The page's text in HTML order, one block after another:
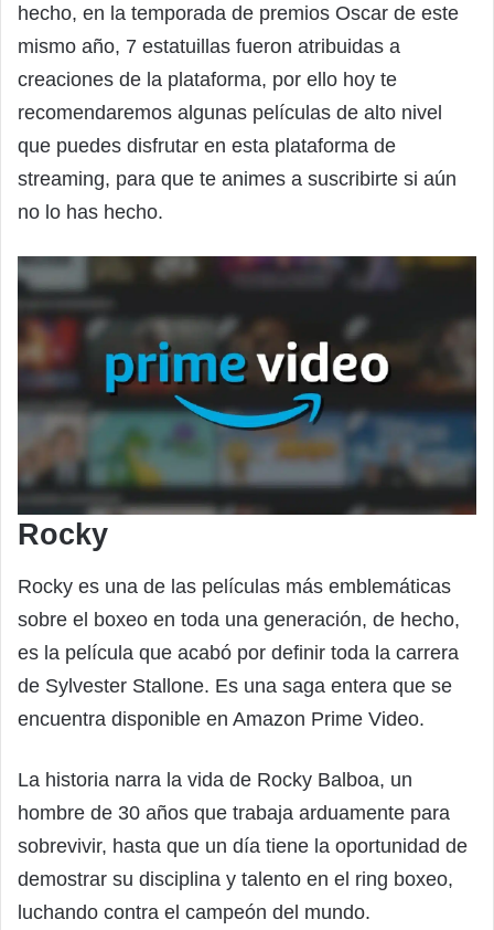
hecho, en la temporada de premios Oscar de este
mismo año, 7 estatuillas fueron atribuidas a
creaciones de la plataforma, por ello hoy te
recomendaremos algunas películas de alto nivel
que puedes disfrutar en esta plataforma de
streaming, para que te animes a suscribirte si aún
no lo has hecho.
Rocky
Rocky es una de las películas más emblemáticas
sobre el boxeo en toda una generación, de hecho,
es la película que acabó por definir toda la carrera
de Sylvester Stallone. Es una saga entera que se
encuentra disponible en Amazon Prime Video.
La historia narra la vida de Rocky Balboa, un
hombre de 30 años que trabaja arduamente para
sobrevivir, hasta que un día tiene la oportunidad de
demostrar su disciplina y talento en el ring boxeo,
luchando contra el campeón del mundo.